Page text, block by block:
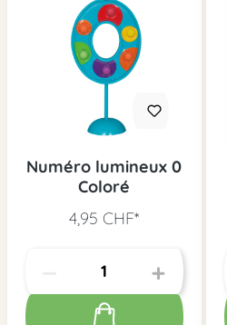
Numéro lumineux 0
Coloré
4,95 CHF*